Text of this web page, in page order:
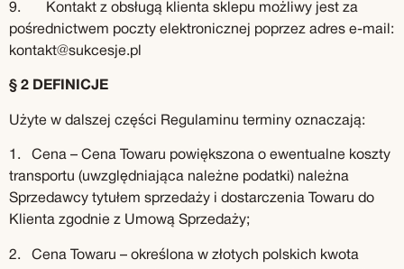
9. Kontakt z obsługą klienta sklepu możliwy jest za
pośrednictwem poczty elektronicznej poprzez adres e-mail:
kontakt@sukcesje.pl
§ 2 DEFINICJE
Użyte w dalszej części Regulaminu terminy oznaczają:
1. Cena – Cena Towaru powiększona o ewentualne koszty
transportu (uwzględniająca należne podatki) należna
Sprzedawcy tytułem sprzedaży i dostarczenia Towaru do
Klienta zgodnie z Umową Sprzedaży;
2. Cena Towaru – określona w złotych polskich kwota